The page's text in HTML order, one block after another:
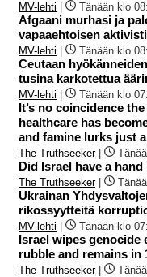
MV-lehti Tänään klo
Afgaani murhasi ja
vapaaehtoisen
MV-lehti Tänään klo
Ceutaan
tusina karkotettua
MV-lehti Tänään klo
It’s no coincidence
healthcare has
and famine lurks just
The Truthseeker|
Did Israel have a
The Truthseeker|
Ukrainan
rikossyytteitä
MV-lehti Tänään klo
Israel wipes genocide
rubble and remains in
The Truthseeker|